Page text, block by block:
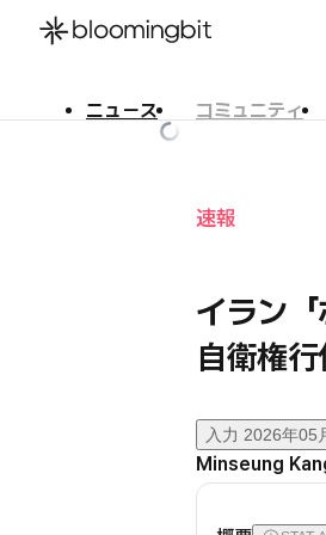
ニュース コミュニティ
速報
イラン「
自衛権
入力 2026年05
Minseung